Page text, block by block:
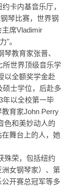
卡内基音乐厅，
琴比赛，世界钢
席Vladimir
"。
教育家张晋、
所世界顶级音乐学
以全额奖学金赴
硕士学位，后赴多
年以全校第一毕
育家John Perry
色和美妙动人的
舞台上的人，她
殊荣，包括纽约
女钢琴家）、第
开赛总冠军等多